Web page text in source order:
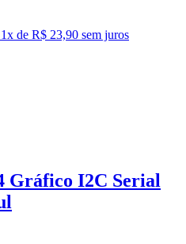
1x de R$ 23,90 sem juros
Gráfico I2C Serial